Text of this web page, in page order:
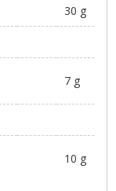
30 g
7 g
10 g